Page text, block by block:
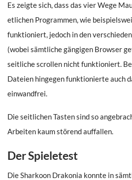
Es zeigte sich, dass das vier Wege
etlichen Programmen, wie
funktioniert, jedoch in den
(wobei sämtliche gängigen Browser
seitliche scrollen nicht funktioniert.
Dateien hingegen funktionierte auch
einwandfrei.
Die seitlichen Tasten sind so
Arbeiten kaum störend auffallen.
Der Spieletest
Die Sharkoon Drakonia konnte in